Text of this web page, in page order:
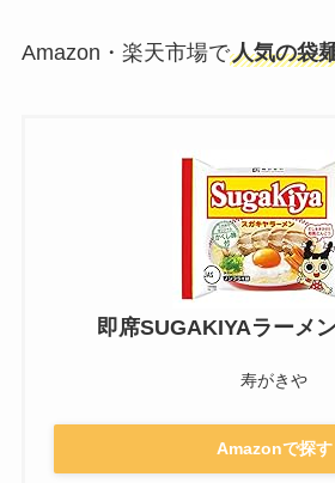
Amazon・楽天市場で人気の袋
即席SUGAKIYAラーメ
寿がきや
Amazonで探す